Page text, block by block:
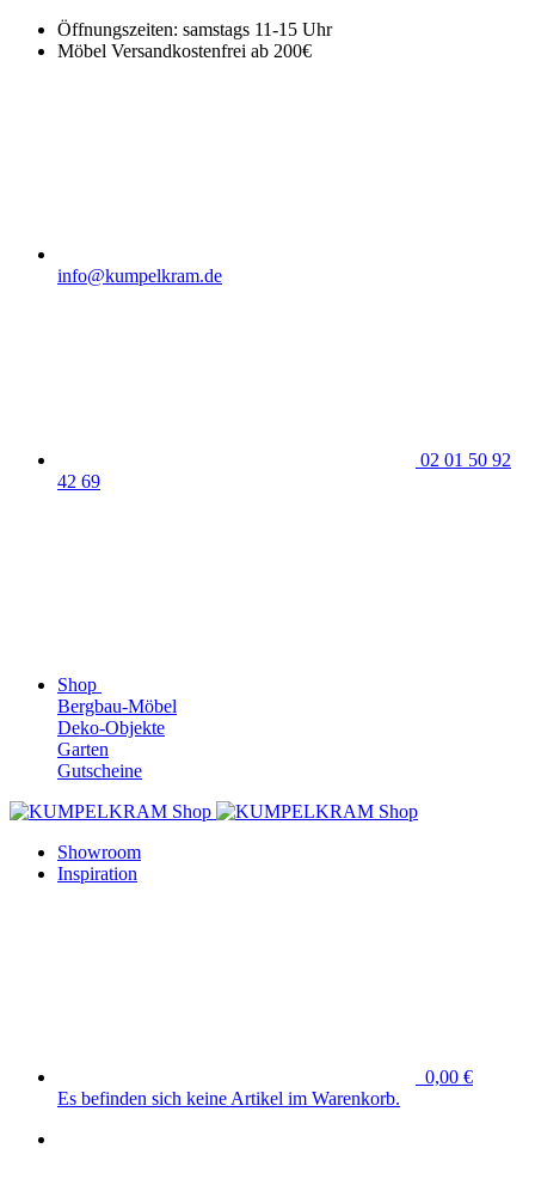
Öffnungszeiten: samstags 11-15 Uhr
Möbel Versandkostenfrei ab 200€
info@kumpelkram.de
02 01 50 92
42 69
Shop
Bergbau-Möbel
Deko-Objekte
Garten
Gutscheine
Showroom
Inspiration
0,00 €
Es befinden sich keine Artikel im Warenkorb.